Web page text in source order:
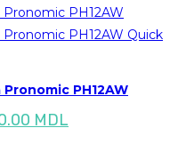
Quick
PH12AW
MDL
curent